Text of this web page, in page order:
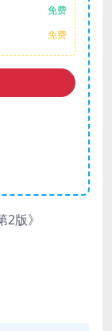
免费
免费
2版》